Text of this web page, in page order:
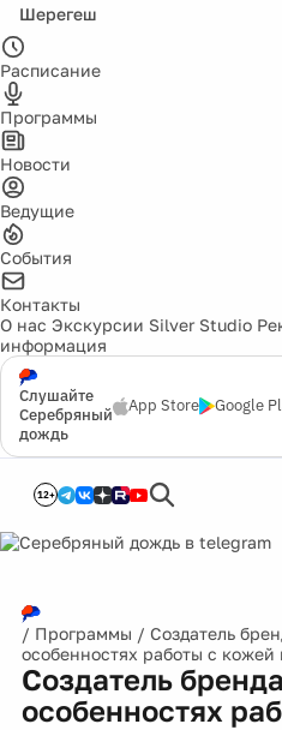
Шерегеш
Расписание
Программы
Новости
Ведущие
События
Контакты
О нас Экскурсии Silver Studio
информация
Слушайте
Серебряный
дождь
App Store Google
12+
/ Программы / Создатель
особенностях работы с
Создатель
особенностях